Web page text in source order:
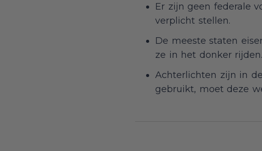
Er zijn geen federale
verplicht stellen.
De meeste staten
ze in het donker rijden.
Achterlichten zijn in
gebruikt, moet deze